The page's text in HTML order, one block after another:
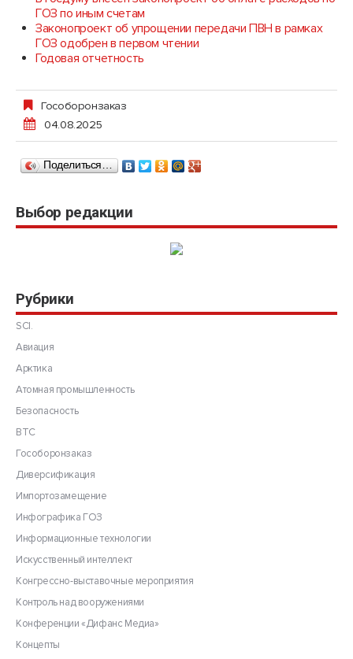
ГОЗ по иным счетам
Законопроект об упрощении передачи ПВН в рамках
ГОЗ одобрен в первом чтении
Годовая отчетность
Гособоронзаказ
04.08.2025
Поделиться…
Выбор редакции
Рубрики
SCI.
Авиация
Арктика
Атомная промышленность
Безопасность
ВТС
Гособоронзаказ
Диверсификация
Импортозамещение
Инфографика ГОЗ
Информационные технологии
Искусственный интеллект
Конгрессно-выставочные мероприятия
Контроль над вооружениями
Конференции «Дифанс Медиа»
Концепты